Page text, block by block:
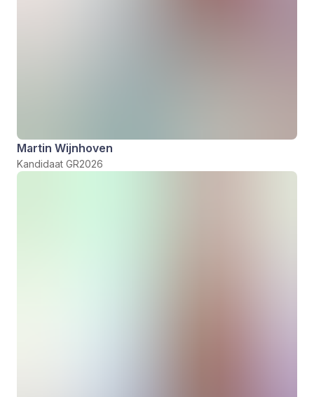
Martin Wijnhoven
Kandidaat GR2026